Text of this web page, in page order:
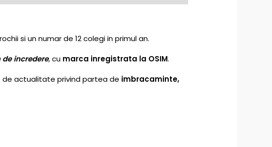
si un numar de 12 colegi in primul an.
de incredere, cu marca inregistrata la OSIM.
de actualitate privind partea de imbracaminte,